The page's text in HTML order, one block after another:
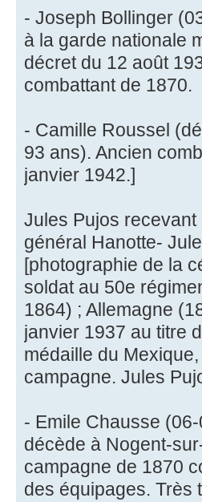
- Joseph Bollinger
à la garde nationale
décret du 12 août
combattant de 1870.
- Camille Roussel
93 ans). Ancien
janvier 1942.]
Jules Pujos
général Hanotte-
[photographie de la
soldat au 50e
1864) ; Allemagne
janvier 1937 au titre
médaille du
campagne. Jules
- Emile Chausse
décède à Nogent-
campagne de 1870
des équipages. Très